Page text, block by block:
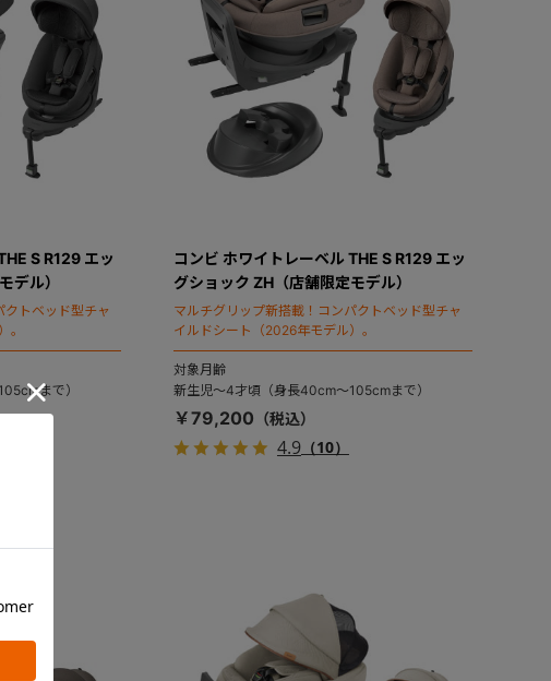
S R129 エッ
デル）
トベッド型チャ
。
まで）
コンビ ホワイトレーベル THE S R129 エッ
グショック ZH（店舗限定モデル）
マルチグリップ新搭載！コンパクトベッド型チャ
イルドシート（2026年モデル）。
対象月齢
新生児～4才頃（身長40cm～105cmまで）
￥79,200
4.9（10）